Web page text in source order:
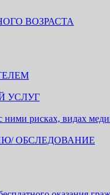
ВОЗРАСТА
УСЛУГ
рисках, видах
ОБСЛЕДОВАНИЕ